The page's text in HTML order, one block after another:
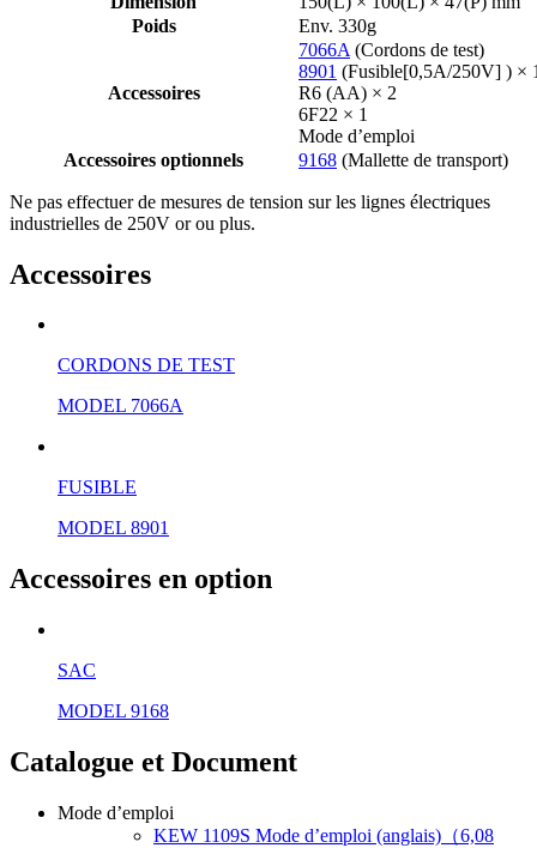
Poids
Env. 330g
Accessoires
7066A (Cordons de test)
8901 (Fusible[0,5A/250V] ) ×
R6 (AA) × 2
6F22 × 1
Mode d’emploi
Accessoires optionnels
9168 (Mallette de transport)
Ne pas effectuer de mesures de tension sur les lignes électriques
industrielles de 250V or ou plus.
Accessoires
CORDONS DE TEST
MODEL 7066A
FUSIBLE
MODEL 8901
Accessoires en option
SAC
MODEL 9168
Catalogue et Document
Mode d’emploi
KEW 1109S Mode d’emploi (anglais)（6,08